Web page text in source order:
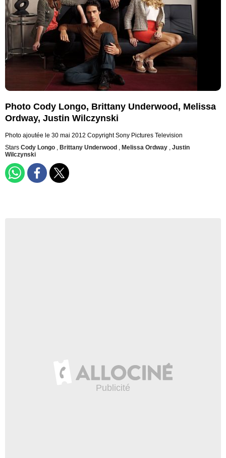
Photo Cody Longo, Brittany Underwood, Melissa
Ordway, Justin Wilczynski
Photo ajoutée le 30 mai 2012 Copyright Sony Pictures Television
Stars Cody Longo , Brittany Underwood , Melissa Ordway , Justin
Wilczynski